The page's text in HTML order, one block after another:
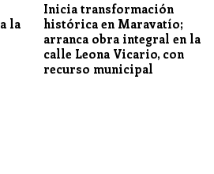
la
Inicia transformación
histórica en Maravatío;
arranca obra integral en la
calle Leona Vicario, con
recurso municipal